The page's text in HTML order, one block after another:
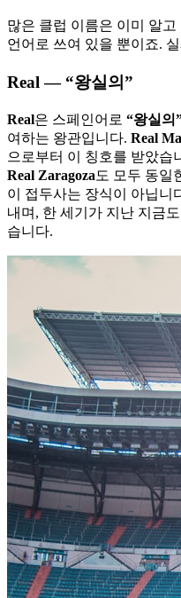
많은 클럽 이름은 이미 알
언어로 쓰여 있을 뿐이죠.
Real — “왕실의”
Real은 스페인어로 “왕실의
여하는 왕관입니다. Real
으로부터 이 칭호를 받았습
Real Zaragoza도 모두 동일
이 접두사는 장식이 아닙
내며, 한 세기가 지난 지금
습니다.